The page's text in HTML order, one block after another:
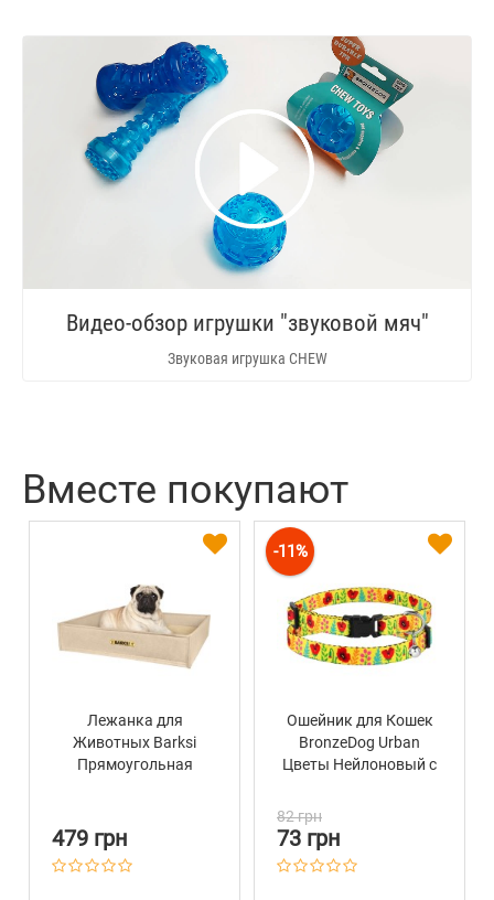
Видео-обзор игрушки "звуковой мяч"
Звуковая игрушка CHEW
Вместе покупают
Лежанка для
Животных Barksi
Прямоугольная
479 грн
-11%
Ошейник для Кошек
BronzeDog Urban
Цветы Нейлоновый с
Колокольчиком
Желтый
82 грн
73 грн